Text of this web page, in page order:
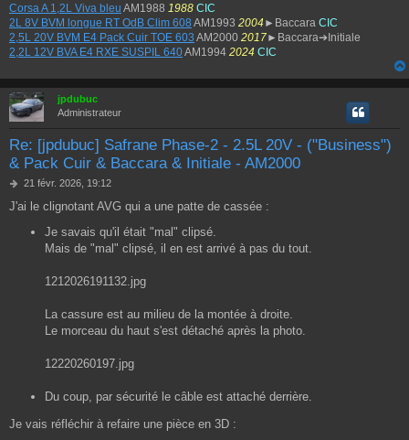
Corsa A 1,2L Viva bleu AM1988 1988 CIC
2L 8V BVM longue RT OdB Clim 608 AM1993 2004 ►Baccara CIC
2,5L 20V BVM E4 Pack Cuir TOE 603 AM2000 2017►Baccara➔Initiale
2,2L 12V BVA E4 RXE SUSPIL 640AM1994 2024 CIC
jpdubuc
Administrateur
Re: [jpdubuc] Safrane Phase-2 - 2.5L 20V - ("Business")
& Pack Cuir & Baccara & Initiale - AM2000
M
s
21 févr. 2026, 19:12
J'ai le clignotant AVG qui a une patte de cassée :
Je savais qu'il était "mal" clipsé.
Mais de "mal" clipsé, il en est arrivé à pas du tout.
1212026191132.jpg
La cassure est au milieu de la montée à droite.
Le morceau du haut s'est détaché après la photo.
12220260197.jpg
Du coup, par sécurité le câble est attaché derrière.
Je vais réfléchir à refaire une pièce en 3D :